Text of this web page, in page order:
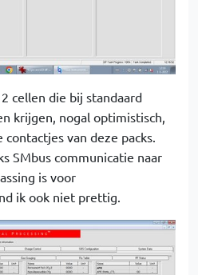
cellen die bij standaard
krijgen, nogal optimistisch,
van deze packs.
SMbus communicatie naar
is voor
ik ook niet prettig.